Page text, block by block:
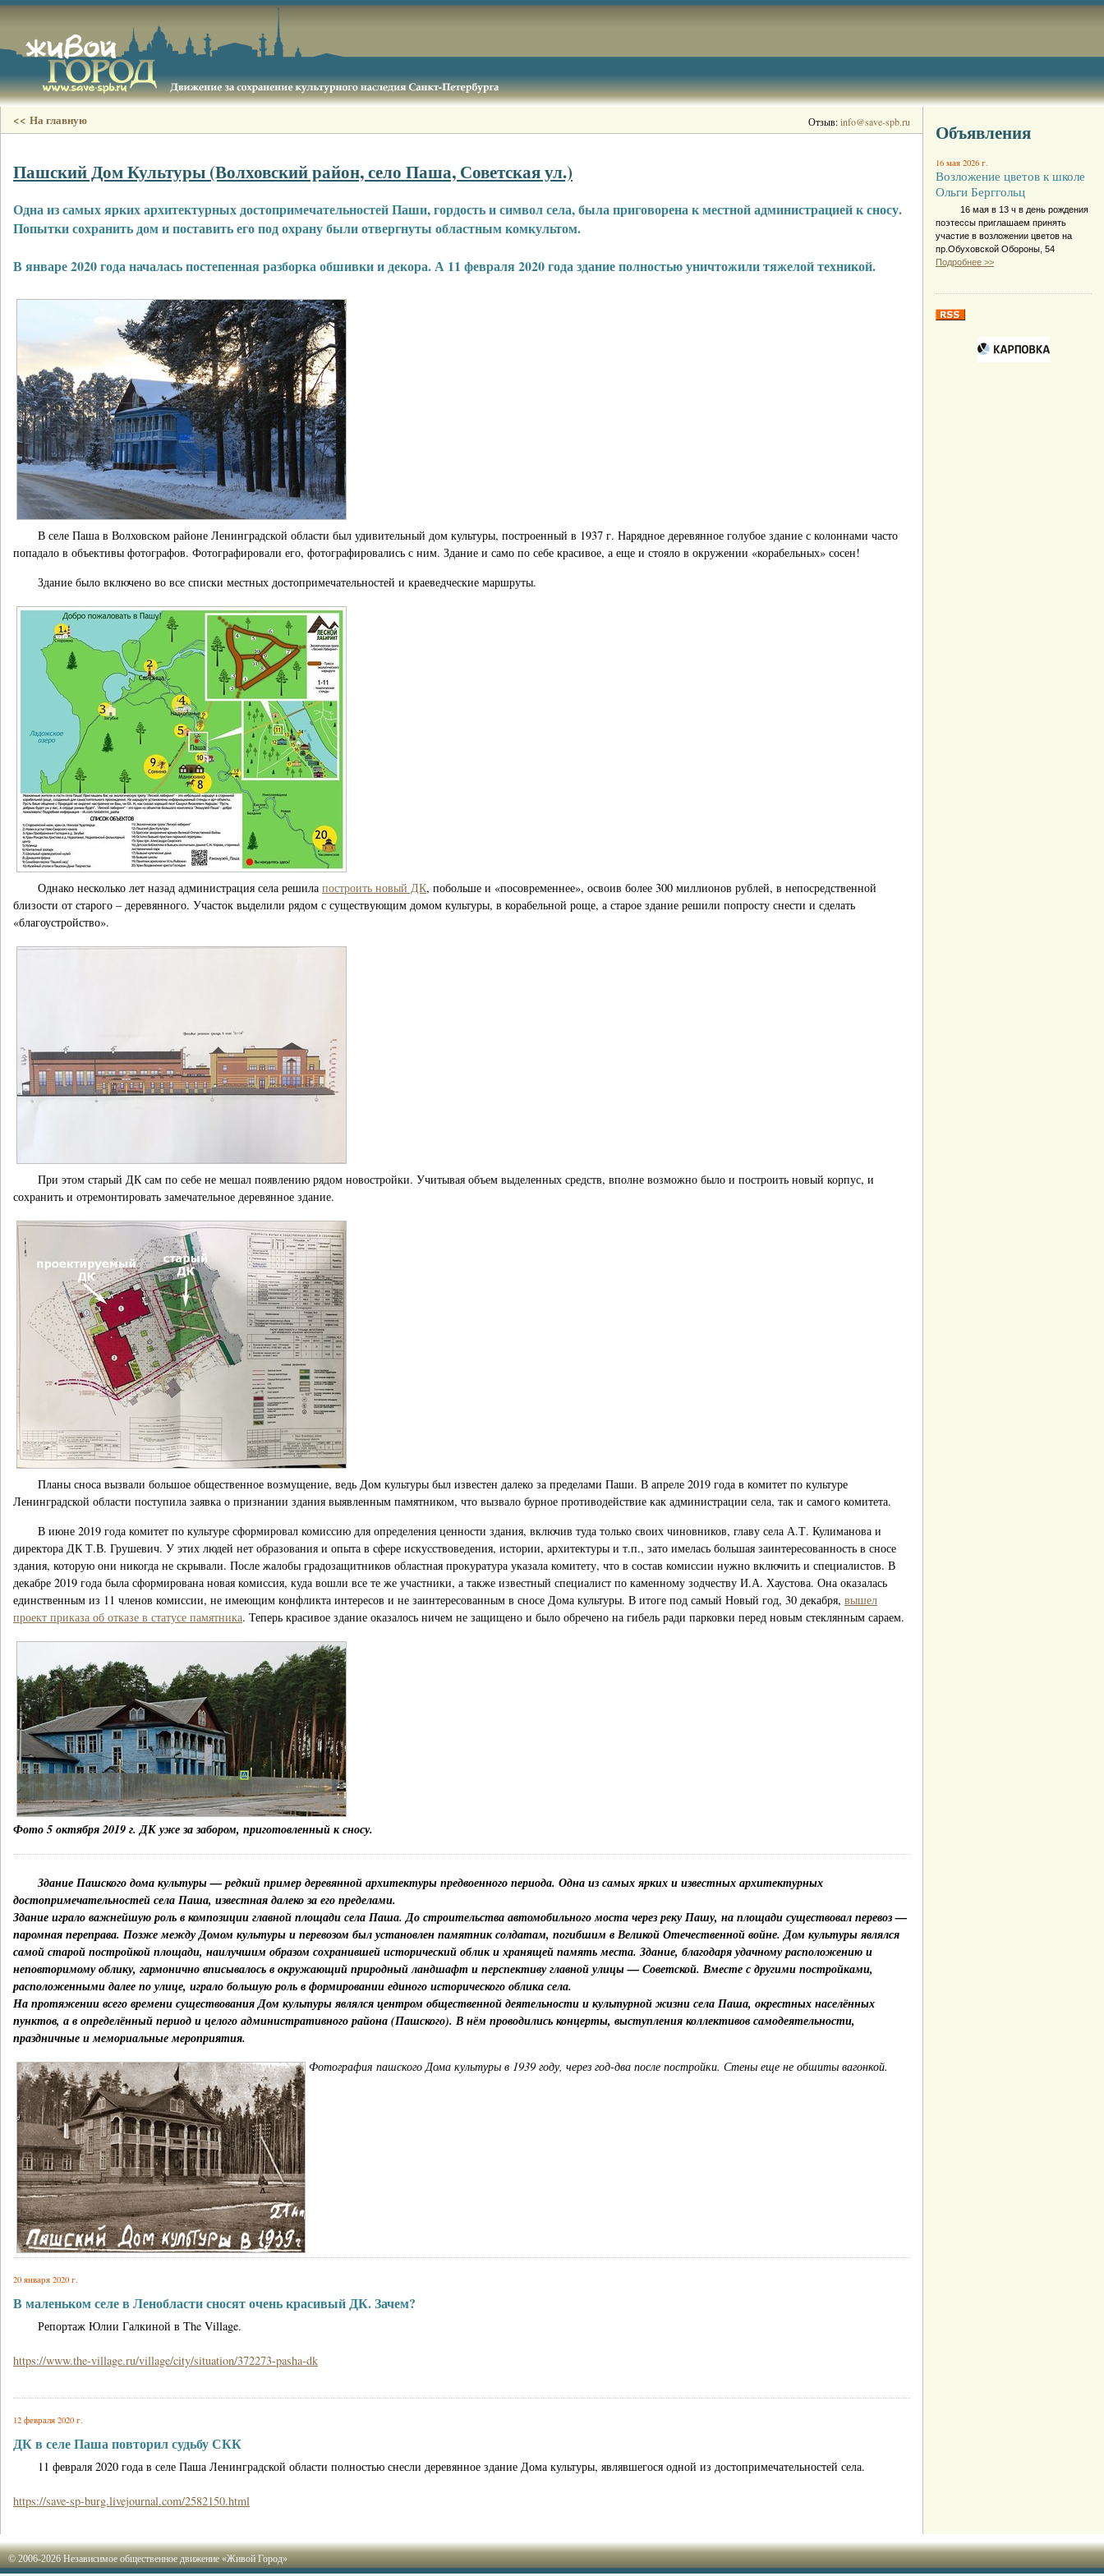
Отзыв:info@save-spb.ru
<< На главную
Пашский Дом Культуры (Волховский район, село Паша, Советская ул.)
Одна из самых ярких архитектурных достопримечательностей Паши, гордость и символ села, была приговорена к местной администрацией к сносу.
Попытки сохранить дом и поставить его под охрану были отвергнуты областным комкультом.
В январе 2020 года началась постепенная разборка обшивки и декора. А 11 февраля 2020 года здание полностью уничтожили тяжелой техникой.
В селе Паша в Волховском районе Ленинградской области был удивительный дом культуры, построенный в 1937 г. Нарядное деревянное голубое здание с колоннами часто
попадало в объективы фотографов. Фотографировали его, фотографировались с ним. Здание и само по себе красивое, а еще и стояло в окружении «корабельных» сосен!
Здание было включено во все списки местных достопримечательностей и краеведческие маршруты.
Однако несколько лет назад администрация села решила построить новый ДК, побольше и «посовременнее», освоив более 300 миллионов рублей, в непосредственной
близости от старого – деревянного. Участок выделили рядом с существующим домом культуры, в корабельной роще, а старое здание решили попросту снести и сделать
«благоустройство».
При этом старый ДК сам по себе не мешал появлению рядом новостройки. Учитывая объем выделенных средств, вполне возможно было и построить новый корпус, и
сохранить и отремонтировать замечательное деревянное здание.
Планы сноса вызвали большое общественное возмущение, ведь Дом культуры был известен далеко за пределами Паши. В апреле 2019 года в комитет по культуре
Ленинградской области поступила заявка о признании здания выявленным памятником, что вызвало бурное противодействие как администрации села, так и самого комитета.
В июне 2019 года комитет по культуре сформировал комиссию для определения ценности здания, включив туда только своих чиновников, главу села А.Т. Кулиманова и
директора ДК Т.В. Грушевич. У этих людей нет образования и опыта в сфере искусствоведения, истории, архитектуры и т.п., зато имелась большая заинтересованность в сносе
здания, которую они никогда не скрывали. После жалобы градозащитников областная прокуратура указала комитету, что в состав комиссии нужно включить и специалистов. В
декабре 2019 года была сформирована новая комиссия, куда вошли все те же участники, а также известный специалист по каменному зодчеству И.А. Хаустова. Она оказалась
единственным из 11 членов комиссии, не имеющим конфликта интересов и не заинтересованным в сносе Дома культуры. В итоге под самый Новый год, 30 декабря, вышел
проект приказа об отказе в статусе памятника. Теперь красивое здание оказалось ничем не защищено и было обречено на гибель ради парковки перед новым стеклянным сараем.
Фото 5 октября 2019 г. ДК уже за забором, приготовленный к сносу.
Здание Пашского дома культуры — редкий пример деревянной архитектуры предвоенного периода. Одна из самых ярких и известных архитектурных
достопримечательностей села Паша, известная далеко за его пределами.
Здание играло важнейшую роль в композиции главной площади села Паша. До строительства автомобильного моста через реку Пашу, на площади существовал перевоз —
паромная переправа. Позже между Домом культуры и перевозом был установлен памятник солдатам, погибшим в Великой Отечественной войне. Дом культуры являлся
самой старой постройкой площади, наилучшим образом сохранившей исторический облик и хранящей память места. Здание, благодаря удачному расположению и
неповторимому облику, гармонично вписывалось в окружающий природный ландшафт и перспективу главной улицы — Советской. Вместе с другими постройками,
расположенными далее по улице, играло большую роль в формировании единого исторического облика села.
На протяжении всего времени существования Дом культуры являлся центром общественной деятельности и культурной жизни села Паша, окрестных населённых
пунктов, а в определённый период и целого административного района (Пашского). В нём проводились концерты, выступления коллективов самодеятельности,
праздничные и мемориальные мероприятия.
Фотография пашского Дома культуры в 1939 году, через год-два после постройки. Стены еще не обшиты вагонкой.
20 января 2020 г.
В маленьком селе в Ленобласти сносят очень красивый ДК. Зачем?
Репортаж Юлии Галкиной в The Village.
https://www.the-village.ru/village/city/situation/372273-pasha-dk
12 февраля 2020 г.
ДК в селе Паша повторил судьбу СКК
11 февраля 2020 года в селе Паша Ленинградской области полностью снесли деревянное здание Дома культуры, являвшегося одной из достопримечательностей села.
https://save-sp-burg.livejournal.com/2582150.html
Объявления
16 мая 2026 г.
Возложение цветов к школе
Ольги Берггольц
16 мая в 13 ч в день рождения
поэтессы приглашаем принять
участие в возложении цветов на
пр.Обуховской Обороны, 54
Подробнее >>
© 2006-2026 Независимое общественное движение «Живой Город»